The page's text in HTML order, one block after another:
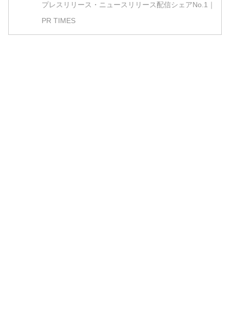
プレスリリース・ニュースリリース配信シェアNo.1｜
PR TIMES